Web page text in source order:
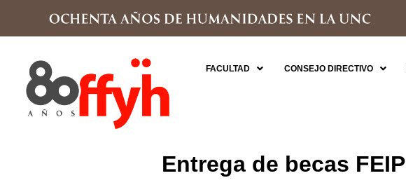
FACULTAD CONSEJO DIRECTIVO
Entrega de becas FEIP